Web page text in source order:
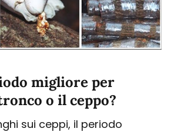
migliore per
o il ceppo?
sui ceppi, il periodo